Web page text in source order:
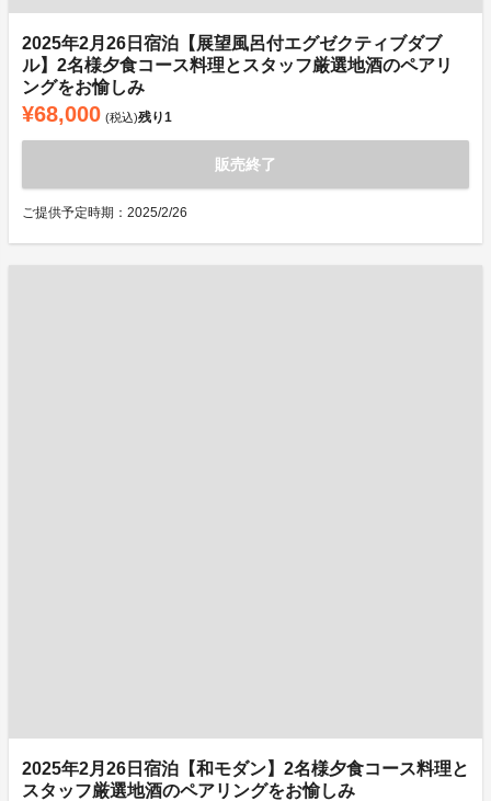
2025年2月26日宿泊【展望風呂付エグゼクティブダブ
ル】2名様夕食コース料理とスタッフ厳選地酒のペアリ
ングをお愉しみ
¥68,000 (税込)残り1
販売終了
ご提供予定時期：2025/2/26
2025年2月26日宿泊【和モダン】2名様夕食コース料理と
スタッフ厳選地酒のペアリングをお愉しみ